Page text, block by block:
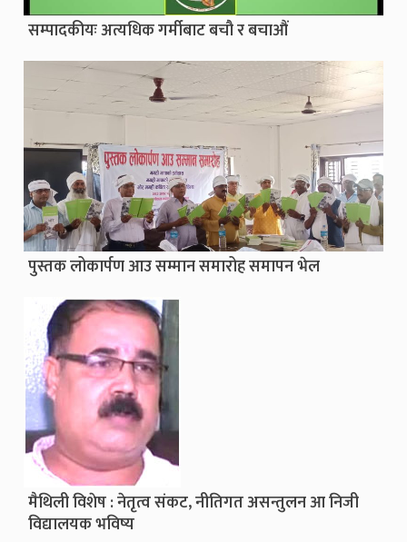
सम्पादकीयः अत्यधिक गर्मीबाट बचौ र बचाऔं
पुस्तक लोकार्पण आउ सम्मान समारोह समापन भेल
मैथिली विशेष : नेतृत्व संकट, नीतिगत असन्तुलन आ निजी
विद्यालयक भविष्य